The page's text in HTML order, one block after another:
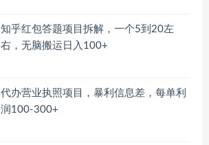
知乎红包答题项目拆解，一个5到20左
右，无脑搬运日入100+
代办营业执照项目，暴利信息差，每单利
润100-300+